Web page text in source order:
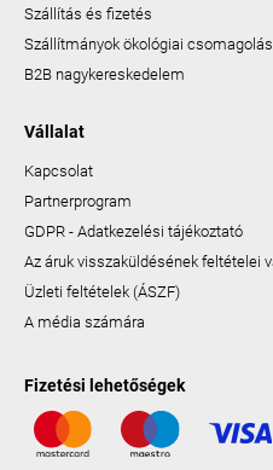
Szállítás és fizetés
Szállítmányok ökológiai
B2B nagykereskedelem
Vállalat
Kapcsolat
Partnerprogram
GDPR - Adatkezelési tájékoztató
Az áruk visszaküldésének feltételei
Üzleti feltételek (ÁSZF)
A média számára
Fizetési lehetőségek